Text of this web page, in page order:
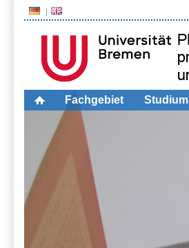
Fachgebiet Studium